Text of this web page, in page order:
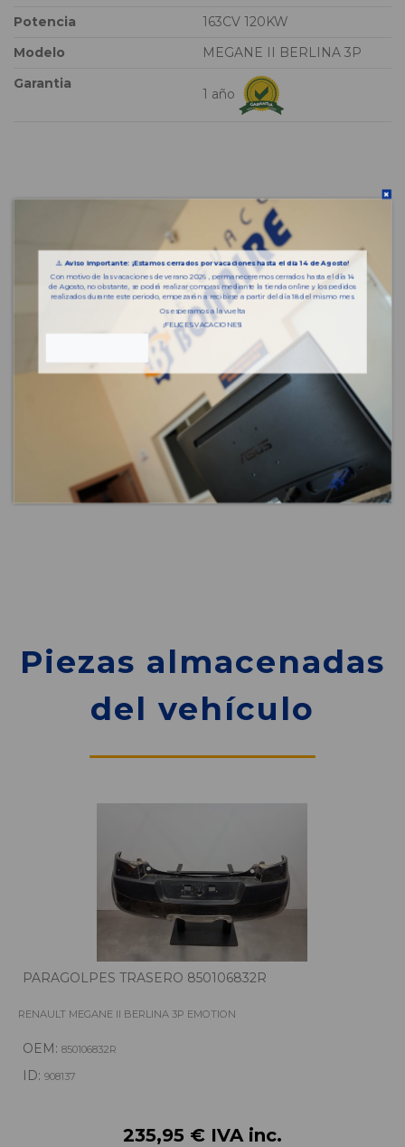
Potencia
163CV 120KW
Modelo
MEGANE II BERLINA 3P
Garantia
1 año
Piezas almacenadas
del vehículo
PARAGOLPES TRASERO 850106832R
RENAULT MEGANE II BERLINA 3P EMOTION
OEM: 850106832R
ID: 908137
235,95 € IVA inc.
⚠️Aviso importante: ¡Estamos cerrados por vacaciones hasta el día 14 de Agosto!
Con motivo de las vacaciones de verano 2026 , permaneceremos cerrados hasta el día 14
de Agosto, no obstante, se podrá realizar compras mediante la tienda online y los pedidos
realizados durante este periodo, empezarán a recibirse a partir del día 18 del mismo mes.
Os esperamos a la vuelta
¡FELICES VACACIONES!